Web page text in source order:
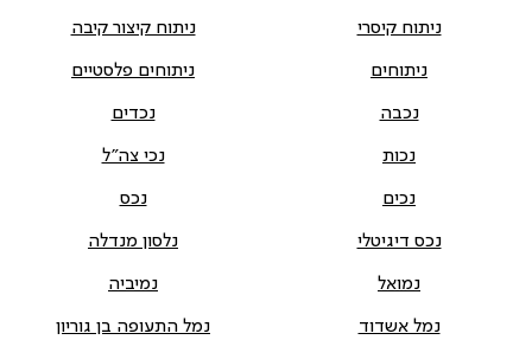
ניתוח קיסרי ניתוח קיצור קיבה
ניתוחים ניתוחים פלסטיים
נכבה נכדים
נכות נכי צה"ל
נכים נכס
נכס דיגיטלי נלסון מנדלה
נמואל נמיביה
נמל אשדוד נמל התעופה בן גוריון